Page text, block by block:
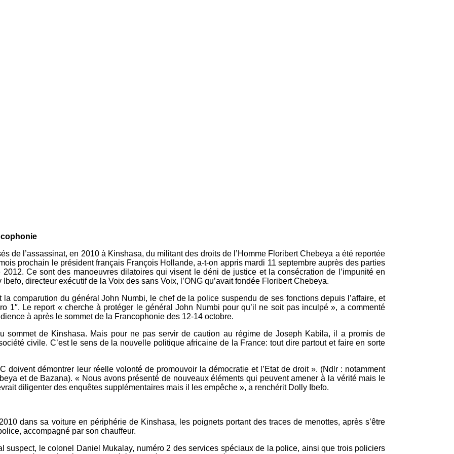
de l’assassinat, en 2010 à Kinshasa, du militant des droits de l’Homme Floribert Chebeya a été reportée
prochain le président français François Hollande, a-t-on appris mardi 11 septembre auprès des parties
Ce sont des manoeuvres dilatoires qui visent le déni de justice et la consécration de l’impunité en
directeur exécutif de la Voix des sans Voix, l’ONG qu’avait fondée Floribert Chebeya.
comparution du général John Numbi, le chef de la police suspendu de ses fonctions depuis l’affaire, et
1″. Le report « cherche à protéger le général John Numbi pour qu’il ne soit pas inculpé », a commenté
à après le sommet de la Francophonie des 12-14 octobre.
sommet de Kinshasa. Mais pour ne pas servir de caution au régime de Joseph Kabila, il a promis de
civile. C’est le sens de la nouvelle politique africaine de la France: tout dire partout et faire en sorte
démontrer leur réelle volonté de promouvoir la démocratie et l’Etat de droit ». (Ndlr : notamment
et de Bazana). « Nous avons présenté de nouveaux éléments qui peuvent amener à la vérité mais le
diligenter des enquêtes supplémentaires mais il les empêche », a renchérit Dolly Ibefo.
dans sa voiture en périphérie de Kinshasa, les poignets portant des traces de menottes, après s’être
accompagné par son chauffeur.
suspect, le colonel Daniel Mukalay, numéro 2 des services spéciaux de la police, ainsi que trois policiers